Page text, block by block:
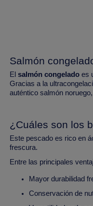
Salmón
El salmón congeladoes
Gracias a la
auténtico salmón
¿Cuáles son los
Este pescado es rico en
frescura.
Entre las principales
Mayor durabilidad
Conservación de